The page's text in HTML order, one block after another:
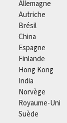
Allemagne
Autriche
Brésil
China
Espagne
Finlande
Hong Kong
India
Norvège
Royaume-Uni
Suède